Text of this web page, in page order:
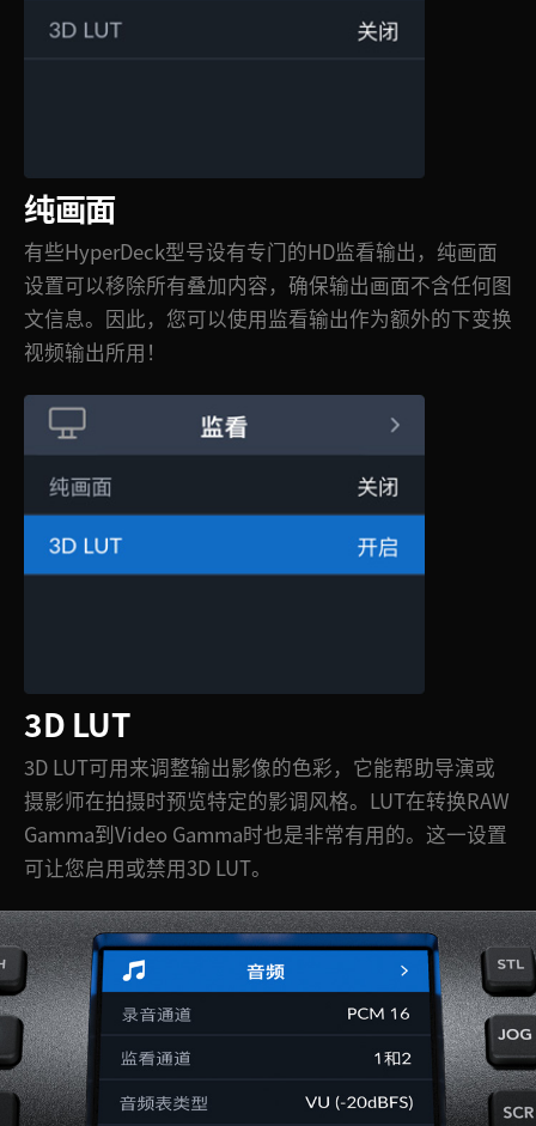
纯画面
有些HyperDeck型号设有专门的HD监看输出，纯画面
设置可以移除所有叠加内容，确保输出画面不含任何图
文信息。因此，您可以使用监看输出作为额外的下变换
视频输出所用！
3D LUT
3D LUT可用来调整输出影像的色彩，它能帮助导演或
摄影师在拍摄时预览特定的影调风格。LUT在转换RAW
Gamma到Video Gamma时也是非常有用的。这一设置
可让您启用或禁用3D LUT。